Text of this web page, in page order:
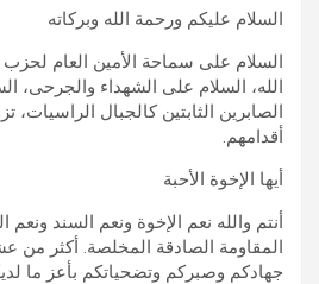
السلام عليكم ورحمة الله وبركاته
السلام على سماحة الأمين العام
الله، السلام على الشهداء والجرحى،
الصابرين الثابتين كالجبال الراسيات،
أقدامهم.
أيها الإخوة الأحبة
أنتم والله نعم الإخوة ونعم السند ونعم
المقاومة الصادقة المخلصة. أكثر
جهادكم وصبركم وتضحياتكم بأعز ما